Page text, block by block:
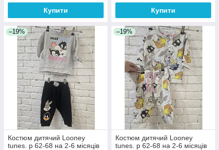
Купити Купити
–19%
Костюм дитячий Looney
tunes. р 62-68 на 2-6 місяців
–19%
Костюм дитячий Looney
tunes. р 62-68 на 2-6 місяців